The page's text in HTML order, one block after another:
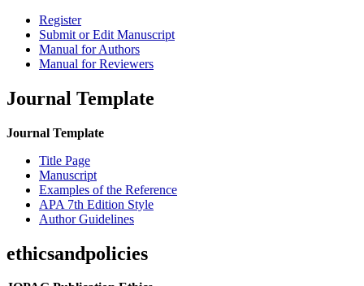
Register
Submit or Edit Manuscript
Manual for Authors
Manual for Reviewers
Journal Template
Journal Template
Title Page
Manuscript
Examples of the Reference
APA 7th Edition Style
Author Guidelines
ethicsandpolicies